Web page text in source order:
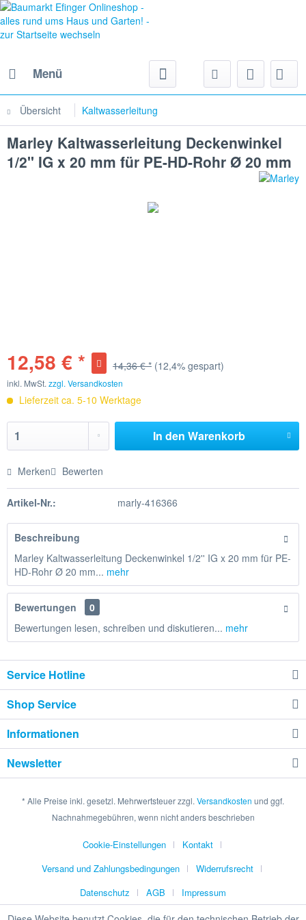
Menü
Übersicht Kaltwasserleitung
Marley Kaltwasserleitung Deckenwinkel
1/2" IG x 20 mm für PE-HD-Rohr Ø 20 mm
12,58 € * 14,36 € * (12,4% gespart)
inkl. MwSt. zzgl. Versandkosten
Lieferzeit ca. 5-10 Werktage
In den Warenkorb
Merken Bewerten
Artikel-Nr.: marly-416366
Beschreibung
Marley Kaltwasserleitung Deckenwinkel 1/2'' IG x 20 mm für PE-
HD-Rohr Ø 20 mm... mehr
Bewertungen
0
Bewertungen lesen, schreiben und diskutieren... mehr
Service Hotline
Shop Service
Informationen
Newsletter
* Alle Preise inkl. gesetzl. Mehrwertsteuer zzgl. Versandkosten und ggf.
Nachnahmegebühren, wenn nicht anders beschrieben
Cookie-Einstellungen
Kontakt
Versand und Zahlungsbedingungen
Widerrufsrecht
Datenschutz
AGB Impressum